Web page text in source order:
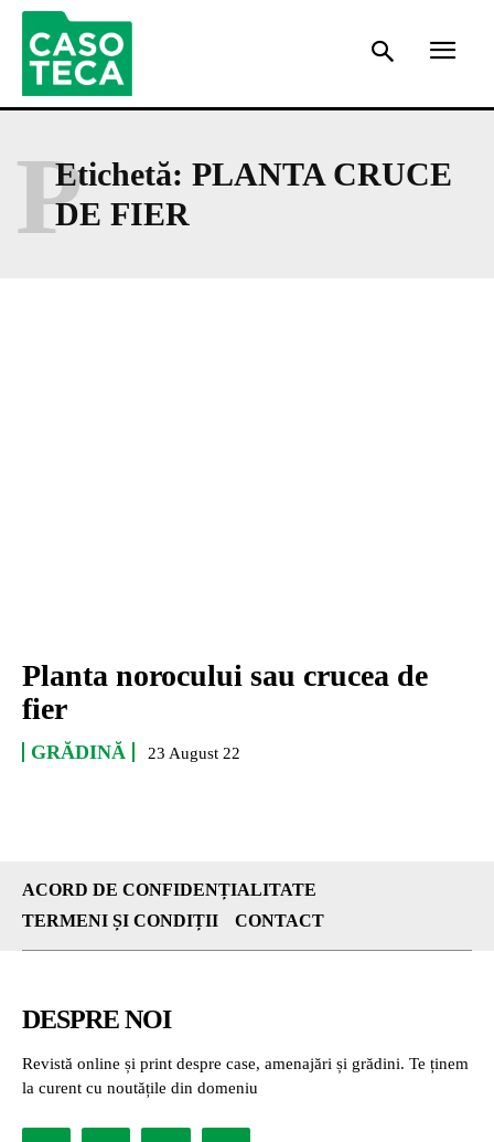
Etichetă: PLANTA CRUCE
DE FIER
P
Planta norocului sau crucea de
fier
GRĂDINĂ 23 August 22
ACORD DE CONFIDENȚIALITATE
TERMENI ȘI CONDIȚII
CONTACT
DESPRE NOI
Revistă online și print despre case, amenajări și grădini. Te ținem
la curent cu noutățile din domeniu